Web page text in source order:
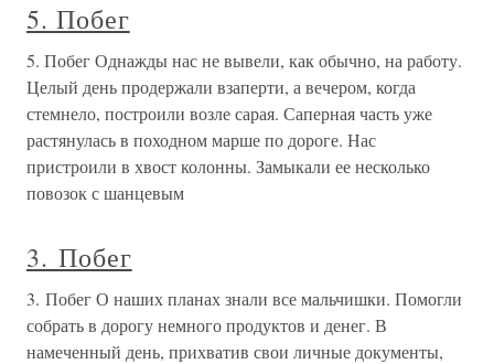
5. Побег
5. Побег Однажды нас не вывели, как обычно, на работу.
Целый день продержали взаперти, а вечером, когда
стемнело, построили возле сарая. Саперная часть уже
растянулась в походном марше по дороге. Нас
пристроили в хвост колонны. Замыкали ее несколько
повозок с шанцевым
3. Побег
3. Побег О наших планах знали все мальчишки. Помогли
собрать в дорогу немного продуктов и денег. В
намеченный день, прихватив свои личные документы,